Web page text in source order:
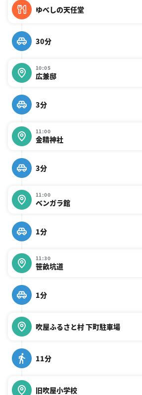
ゆべしの天任堂
30分
10:05
広兼邸
3分
11:00
金精神社
3分
11:00
ベンガラ館
1分
11:30
笹畝坑道
1分
吹屋ふるさと村 下町駐車場
11分
旧吹屋小学校